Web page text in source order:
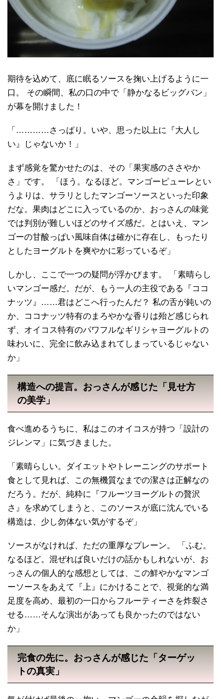
期待を込めて、底に眠るソースを掬い上げるように一
口。 その瞬間、私の口の中で「静かなるビッグバン」
が幕を開けました！
「…………さっぱり。いや、思った以上に『大人し
い』じゃないか！」
まず感覚を驚かせたのは、その「果実感のささやか
さ」です。 「ほう。なるほど。マンゴーピューレとい
うよりは、サラリとしたマンゴーソースといった印象
だな。果肉はどこに入っているのか、おっさんの味覚
では判別が難しいほどのサイズ感だ。とはいえ、マン
ゴーの甘酸っぱい風味自体は確かに存在し、もったり
としたヨーグルトを爽やかに彩っているぞ」
しかし、ここで一つの疑問が浮かびます。 「素晴らし
いマンゴー感だ。だが、もう一人の主役である『ココ
ナッツ』……君はどこへ行ったんだ？ 私の舌が鈍いの
か、ココナッツ特有のまろやかな香りは殆ど感じられ
ず、オイコス特有のパワフルなギリシャヨーグルトの
味わいに、完全に飲み込まれてしまっているじゃない
か」
構造への提言。おっさんが感じた「見せ方
の美学」
食べ進めるうちに、私はこのオイコスが持つ「設計の
ジレンマ」に気づきました。
「素晴らしい。ダイエットやトレーニングのサポート
食として見れば、この無機質なまでの潔さは正解なの
だろう。だが、純粋に『フルーツヨーグルトの贅沢
さ』を求めてしまうと、このソースが底に沈んでいる
構造は、少し勿体ない気がするぞ」
ソースがなければ、ただの重厚なプレーン。 「ふむ。
なるほど。混ぜれば良いだけの話かもしれないが、お
っさんの個人的な感想としては、この鮮やかなマンゴ
ーソースをあえて『上』にかけることで、視覚的な満
足度を高め、最初の一口からフルーティーさを炸裂さ
せる……そんな演出があっても良かったのではない
か」
完食の先に。おっさんが感じた「ターゲッ
トの真実」